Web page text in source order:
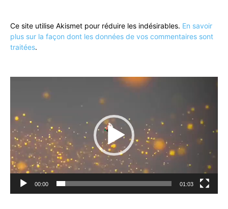
Ce site utilise Akismet pour réduire les indésirables. En savoir
plus sur la façon dont les données de vos commentaires sont
traitées.
00:00 01:03